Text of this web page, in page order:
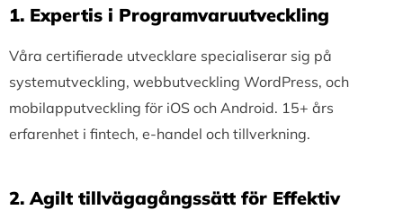
1.⁠ ⁠Expertis i Programvaruutveckling
Våra certifierade utvecklare specialiserar sig på
systemutveckling, webbutveckling WordPress, och
mobilapputveckling för iOS och Android. 15+ års
erfarenhet i fintech, e-handel och tillverkning.
2.⁠ ⁠Agilt tillvägagångssätt för Effektiv